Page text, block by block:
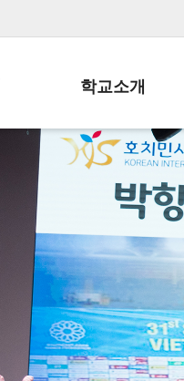
학교소개
학교장인사말
학교상징
학교연혁
교직원현황
학생현황
위치/전화